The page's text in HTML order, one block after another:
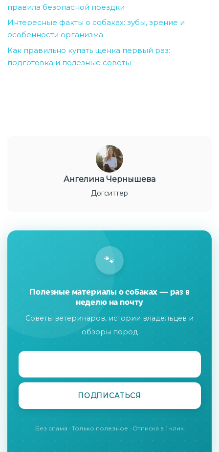
правила безопасной поездки
Интересные факты о собаках: зубы, зрение и
особенности организма
Как правильно купать щенка первый раз:
подготовка и полезные советы
Ангелина Чернышева
Догситтер
🐾
Полезные материалы о собаках — раз в
неделю на почту
Советы ветеринаров, истории владельцев и
обзоры пород
Без спама · Только полезное · Отписка в 1 клик